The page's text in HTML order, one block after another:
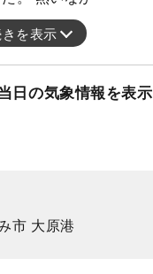
を表示
日の気象情報を表示
市 大原港